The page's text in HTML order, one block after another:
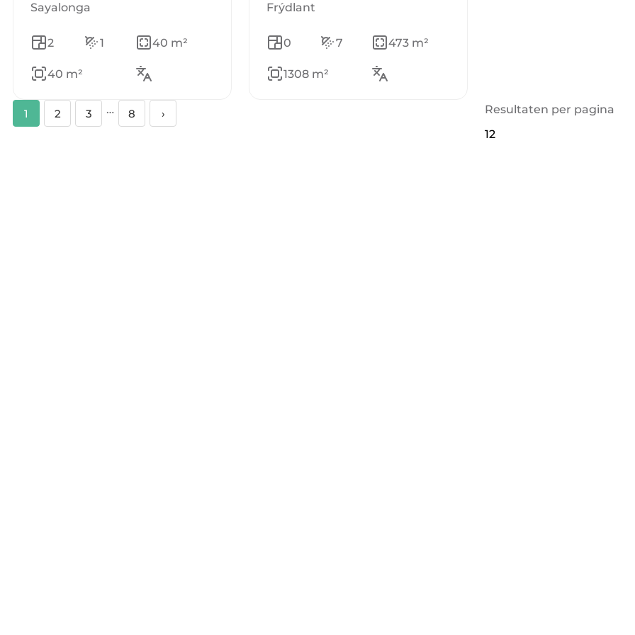
Sayalonga
2 1 40 m²
40 m²
Frýdlant
0 7 473 m²
1308 m²
1 2 3 … 8 › Resultaten per pagina